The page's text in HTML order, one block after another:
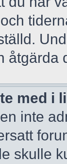
åtgärda
med i
inte
skulle